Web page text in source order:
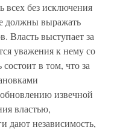
всех без исключения
должны выражать
Власть выступает за
уважения к нему со
в том, что за
извечной
властью,
дают независимость,